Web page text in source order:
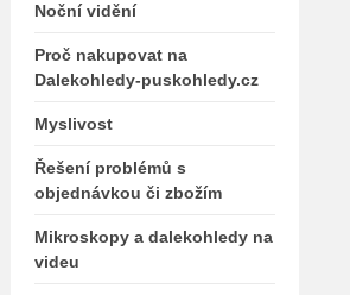
Noční vidění
Proč nakupovat na
Dalekohledy-puskohledy.cz
Myslivost
Řešení problémů s
objednávkou či zbožím
Mikroskopy a dalekohledy na
videu